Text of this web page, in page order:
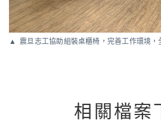
震旦志工協助組裝桌櫃椅，完善工作環境，
相關檔案